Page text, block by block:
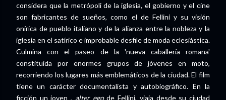
considera que la metrópoli de la iglesia, el gobierno y el cine
son fabricantes de sueños, como el de Fellini y su visión
onírica de pueblo italiano y de la alianza entre la nobleza y la
iglesia en el satírico e improbable desfile de moda eclesiástica.
Culmina con el paseo de la 'nueva caballería romana'
constituida por enormes grupos de jóvenes en moto,
recorriendo los lugares más emblemáticos de la ciudad. El film
tiene un carácter documentalista y autobiográfico. En la
ficción un joven , alter egode Fellini, viaja desde su ciudad